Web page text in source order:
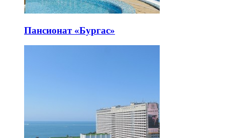
Пансионат «Бургас»